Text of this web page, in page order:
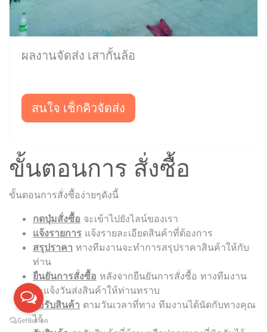
ผลงานจัดส่ง เสากั้นล้อ
สนใจ เช็กคิวจัดส่ง
ขั้นตอนการ สั่งซื้อ
ขั้นตอนการสั่งซื้อง่ายๆดังนี้
กดปุ่มสั่งซื้อ จะเข้าไปยังไลน์ของเรา
แจ้งรายการ แจ้งรายละเอียดสินค้าที่ต้องการ
สรุปราคา ทางทีมงานจะทำการสรุปราคาสินค้าให้กับ
ท่าน
ยืนยันการสั่งซื้อ หลังจากยืนยันการสั่งซื้อ ทางทีมงาน
จะแจ้งวันส่งสินค้าให้ท่านทราบ
รอรับสินค้า ตามวันเวลาที่ทาง ทีมงานได้นัดกับทางคุณ
ไว้